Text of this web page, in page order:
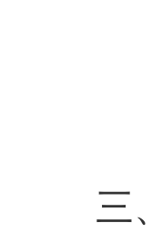
三、